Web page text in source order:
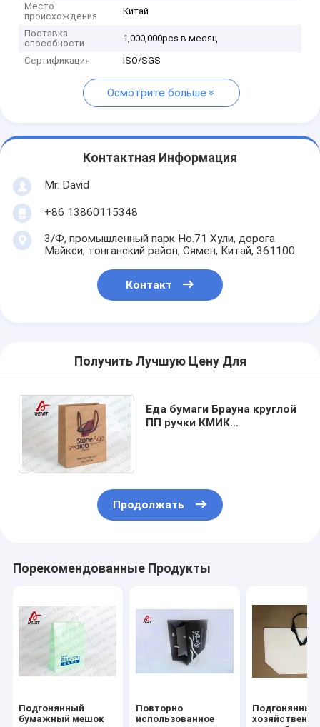
Место
происхождения
Китай
Поставка
способности
1,000,000pcs в месяц
Сертификация ISO/SGS
Осмотрите больше
Контактная Информация
Mr. David
+86 13860115348
3/Ф, промышленный парк Но.71 Хули, дорога
Майкси, тонганский район, Сямен, Китай, 361100
Контакт
Получить Лучшую Цену Для
Еда бумаги Брауна круглой
ПП ручки КМИК
Продолжать
Порекомендованные Продукты
Подгонянный
бумажный мешок
Повторно
использованное
Подгонянные